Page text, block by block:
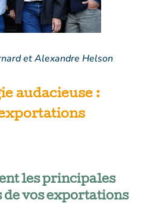
et Alexandre Helson
audacieuse :
les principales
de vos exportations